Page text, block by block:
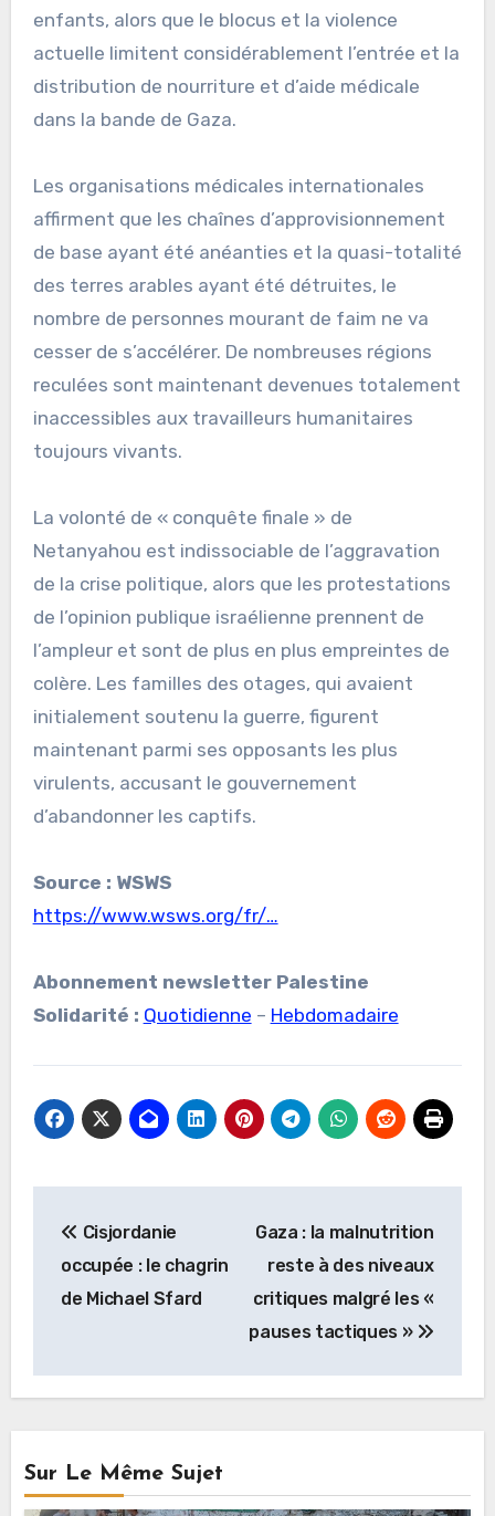
enfants, alors que le blocus et la violence
actuelle limitent considérablement l’entrée et la
distribution de nourriture et d’aide médicale
dans la bande de Gaza.
Les organisations médicales internationales
affirment que les chaînes d’approvisionnement
de base ayant été anéanties et la quasi-totalité
des terres arables ayant été détruites, le
nombre de personnes mourant de faim ne va
cesser de s’accélérer. De nombreuses régions
reculées sont maintenant devenues totalement
inaccessibles aux travailleurs humanitaires
toujours vivants.
La volonté de « conquête finale » de
Netanyahou est indissociable de l’aggravation
de la crise politique, alors que les protestations
de l’opinion publique israélienne prennent de
l’ampleur et sont de plus en plus empreintes de
colère. Les familles des otages, qui avaient
initialement soutenu la guerre, figurent
maintenant parmi ses opposants les plus
virulents, accusant le gouvernement
d’abandonner les captifs.
Source : WSWS
https://www.wsws.org/fr/…
Abonnement newsletter Palestine
Solidarité : Quotidienne – Hebdomadaire
de
l’article
Cisjordanie
occupée : le chagrin
de Michael Sfard
Gaza : la malnutrition
reste à des niveaux
critiques malgré les «
pauses tactiques »
Sur Le Même Sujet